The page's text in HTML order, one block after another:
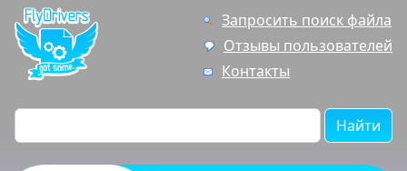
Запросить поиск файла
Отзывы пользователей
Контакты
Найти